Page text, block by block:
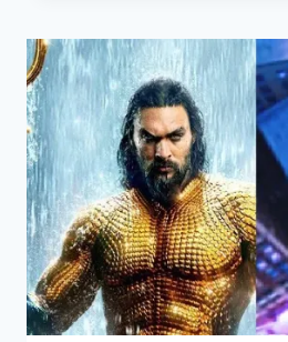
NO
VIMOS
EL
2018